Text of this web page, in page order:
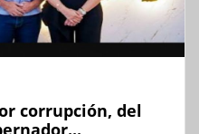
corrupción, del